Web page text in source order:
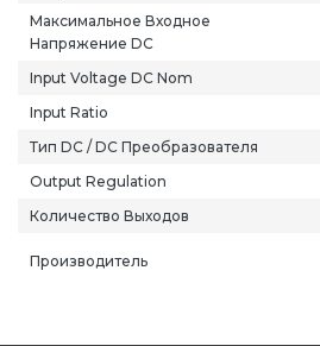
Максимальное Входное
Напряжение DC
Input Voltage DC Nom
Input Ratio
Тип DC / DC Преобразователя
Output Regulation
Количество Выходов
Производитель
Магадан
Магас
Магнитогорск
Махачкала
Междуреченск
Мурманск